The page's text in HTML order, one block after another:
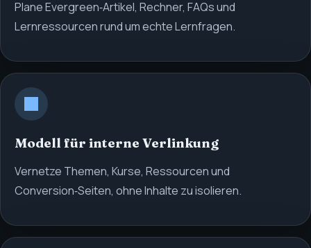
Plane Evergreen‑Artikel, Rechner, FAQs und
Lernressourcen rund um echte Lernfragen.
Modell für interne Verlinkung
Vernetze Themen, Kurse, Ressourcen und
Conversion‑Seiten, ohne Inhalte zu isolieren.